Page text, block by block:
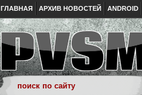
ГЛАВНАЯ АРХИВ НОВОСТЕЙ ANDROID